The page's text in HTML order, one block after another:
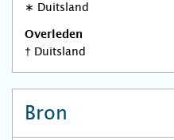
∗ Duitsland
Overleden
† Duitsland
Bron